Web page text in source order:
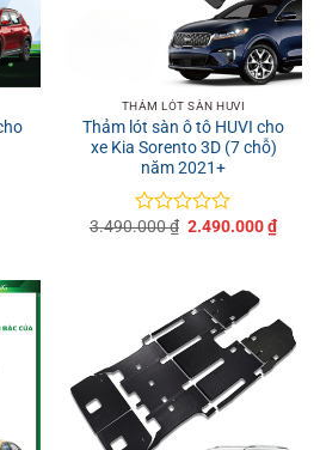
THẢM LÓT SÀN HUVI
Thảm lót sàn ô tô HUVI cho
xe Kia Sorento 3D (7 chỗ)
năm 2021+
Được
sao
3.490.000₫ Giá
2.490.000₫Giá
hiện